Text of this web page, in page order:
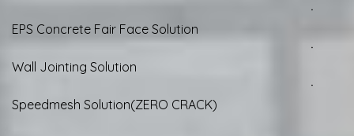
ㆍ
EPS Concrete Fair Face Solution
ㆍ
Wall Jointing Solution
ㆍ
Speedmesh Solution(ZERO CRACK)